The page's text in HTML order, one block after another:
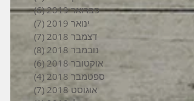
פברואר 2019
(6)
6 פוסטים
ינואר 2019
(7)
דצמבר 2018
(7)
נובמבר 2018
(8)
אוקטובר 2018
(6)
ספטמבר 2018
(4)
אוגוסט 2018
(7)